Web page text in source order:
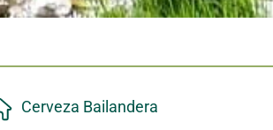
Cerveza Bailandera